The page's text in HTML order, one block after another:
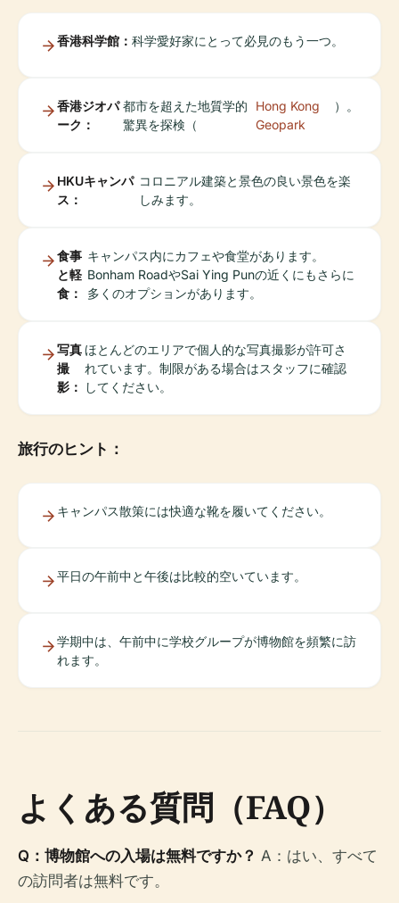
香港科学館： 科学愛好家にとって必見のもう一つ。
香港ジオパ
ーク：
都市を超えた地質学的
驚異を探検（
Hong Kong
Geopark
）。
HKUキャンパ
ス：
コロニアル建築と景色の良い景色を楽
しみます。
食事
と軽
食：
キャンパス内にカフェや食堂があります。
Bonham RoadやSai Ying Punの近くにもさらに
多くのオプションがあります。
写真
撮
影：
ほとんどのエリアで個人的な写真撮影が許可さ
れています。制限がある場合はスタッフに確認
してください。
旅行のヒント：
キャンパス散策には快適な靴を履いてください。
平日の午前中と午後は比較的空いています。
学期中は、午前中に学校グループが博物館を頻繁に訪
れます。
よくある質問（FAQ）
Q：博物館への入場は無料ですか？ A：はい、すべて
の訪問者は無料です。